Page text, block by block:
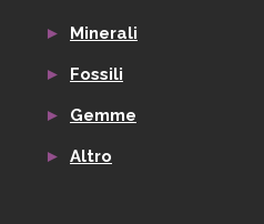
► Minerali
► Fossili
► Gemme
► Altro